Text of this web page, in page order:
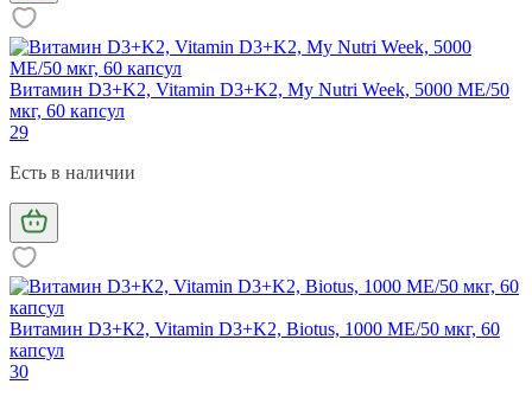
Витамин D3+K2, Vitamin D3+K2, My Nutri Week, 5000 МЕ/50
мкг, 60 капсул
29
Есть в наличии
Витамин D3+К2, Vitamin D3+K2, Biotus, 1000 МЕ/50 мкг, 60
капсул
30